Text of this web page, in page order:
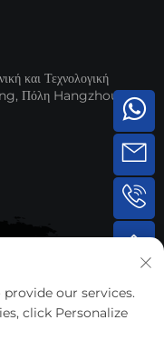
και Τεχνολογική
Πόλη Hangzhou,
our services.
click Personalize